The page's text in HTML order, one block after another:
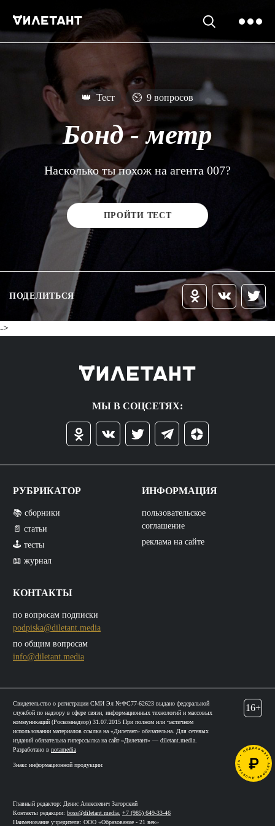
👑 Тест ⏲ 9 вопросов
Бонд - метр
Насколько ты похож на агента 007?
ПРОЙТИ ТЕСТ
ПОДЕЛИТЬСЯ
->
МЫ В СОЦСЕТЯХ:
РУБРИКАТОР
📚 сборники
📄 статьи
🕹️ тесты
📖 журнал
КОНТАКТЫ
по вопросам подписки
podpiska@diletant.media
по общим вопросам
info@diletant.media
ИНФОРМАЦИЯ
пользовательское
соглашение
реклама на сайте
Свидетельство о регистрации СМИ Эл №ФС77-62623 выдано федеральной
службой по надзору в сфере связи, информационных технологий и массовых
коммуникаций (Роскомнадзор) 31.07.2015 При полном или частичном
использовании материалов ссылка на «Дилетант» обязательна. Для сетевых
изданий обязательна гиперссылка на сайт «Дилетант» — diletant.media.
Разработано в notamedia
Знакс информационной продукции:
Главный редактор: Денис Алексеевич Загорский
Контакты редакции: boss@diletant.media +7 (985) 649-33-46
Наименование учредителя: ООО «Образование - 21 век»
16+